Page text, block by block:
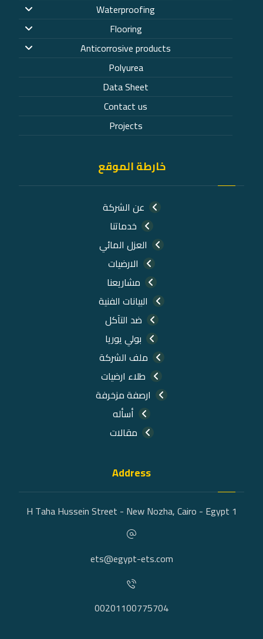
Waterproofing
Flooring
Anticorrosive products
Polyurea
Data Sheet
Contact us
Projects
خارطة الموقع
عن الشركة
خدماتنا
العزل المائي
الارضيات
مشاريعنا
البيانات الفنية
ضد التآكل
بولي يوريا
ملف الشركة
طلاء ارضيات
ارصفة مزخرفة
أسأله
مقالات
Address
1 H Taha Hussein Street - New Nozha, Cairo - Egypt
ets@egypt-ets.com
00201100775704